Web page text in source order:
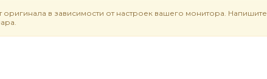
оригинала в зависимости от настроек вашего монитора. Напишите